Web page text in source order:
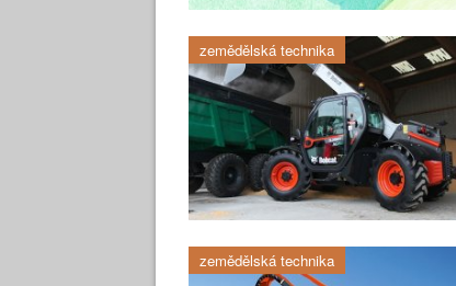
zemědělská technika
zemědělská technika